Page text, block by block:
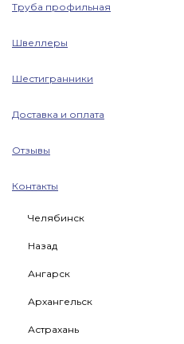
Труба профильная
Швеллеры
Шестигранники
Доставка и оплата
Отзывы
Контакты
Челябинск
Назад
Ангарск
Архангельск
Астрахань